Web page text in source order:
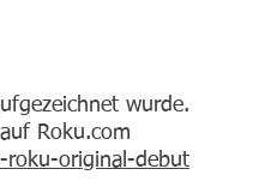
wurde.
Roku.com
original-debut